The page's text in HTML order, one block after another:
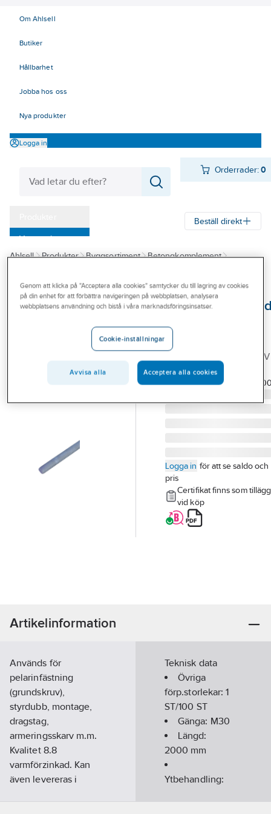
Om Ahlsell
Butiker
Hållbarhet
Jobba hos oss
Nya produkter
Logga in
Orderrader:0
Varumärken
Kampanjer
Outlet
Branscher
Beställ direkt
Ahlsell Produkter Byggsortiment
Betongkomplement
gängstång HGS -
HGS M30x2000 8.8 FZV
CERTIFIERAD
Artikelnummer:
Logga in för att se saldo och
pris
Certifikat finns som tillägg
vid köp
Artikelinformation
Används för
pelarinfästning
(grundskruv),
styrdubb, montage,
dragstag,
armeringsskarv m.m.
Kvalitet 8.8
varmförzinkad. Kan
även levereras i
Teknisk data
Övriga
förp.storlekar:1
ST/100 ST
Gänga: M30
Längd:
2000 mm
Ytbehandling:
Genom att klicka på "Acceptera alla cookies" samtycker du till lagring av cookies
på din enhet för att förbättra navigeringen på webbplatsen, analysera
webbplatsens användning och bistå i våra marknadsföringsinsatser.
Cookie-inställningar
Avvisa alla Acceptera alla cookies